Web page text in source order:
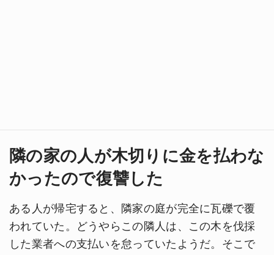
隣の家の人が木切りに金を払わな
かったので復讐した
ある人が帰宅すると、隣家の庭が完全に瓦礫で覆
われていた。どうやらこの隣人は、この木を伐採
した業者への支払いを怠っていたようだ。そこで